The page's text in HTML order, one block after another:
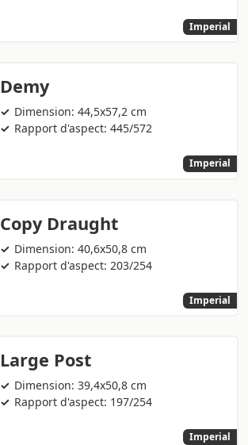
Imperial
Demy
Dimension: 44,5x57,2 cm
Rapport d'aspect: 445/572
Imperial
Copy Draught
Dimension: 40,6x50,8 cm
Rapport d'aspect: 203/254
Imperial
Large Post
Dimension: 39,4x50,8 cm
Rapport d'aspect: 197/254
Imperial